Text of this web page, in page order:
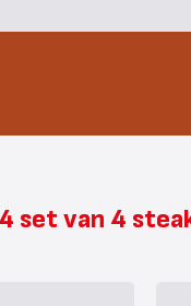
set van 4